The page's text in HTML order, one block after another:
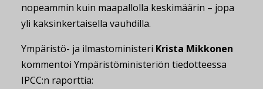
nopeammin kuin maapallolla keskimäärin – jopa
yli kaksinkertaisella vauhdilla.
Ympäristö- ja ilmastoministeri Krista Mikkonen
kommentoi Ympäristöministeriön tiedotteessa
IPCC:n raporttia: